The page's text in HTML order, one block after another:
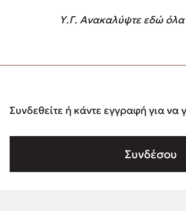
Υ.Γ. Ανακαλύψτε εδώ όλα
Συνδεθείτε ή κάντε εγγραφή για να
Συνδέσου